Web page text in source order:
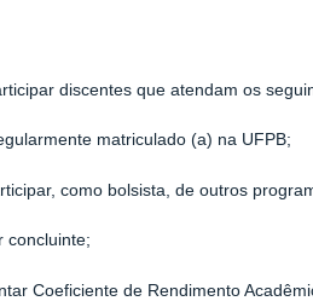
discentes que atendam os
matriculado (a) na UFPB;
como bolsista, de outros
concluinte;
Coeficiente de Rendimento